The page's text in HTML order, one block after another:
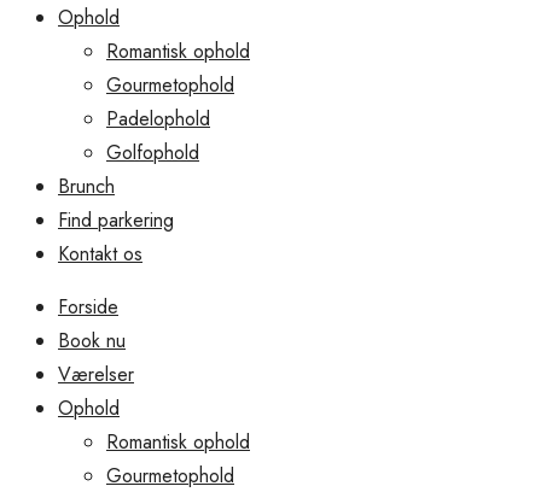
Ophold
Romantisk ophold
Gourmetophold
Padelophold
Golfophold
Brunch
Find parkering
Kontakt os
Forside
Book nu
Værelser
Ophold
Romantisk ophold
Gourmetophold